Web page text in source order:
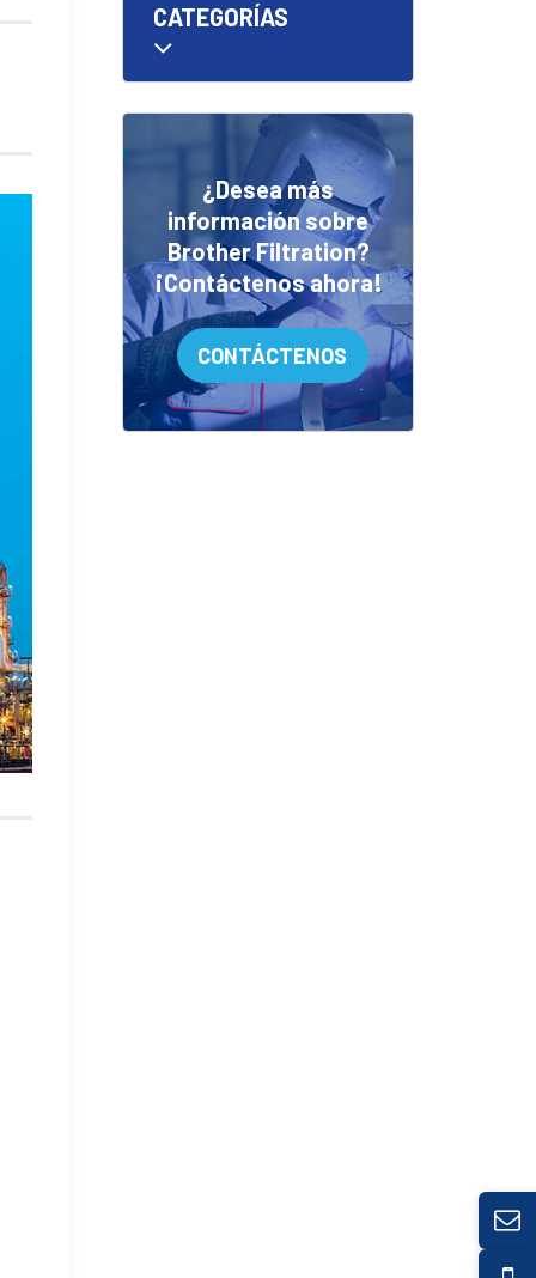
CATEGORÍAS
¿Desea más
información sobre
Brother Filtration?
¡Contáctenos ahora!
CONTÁCTENOS